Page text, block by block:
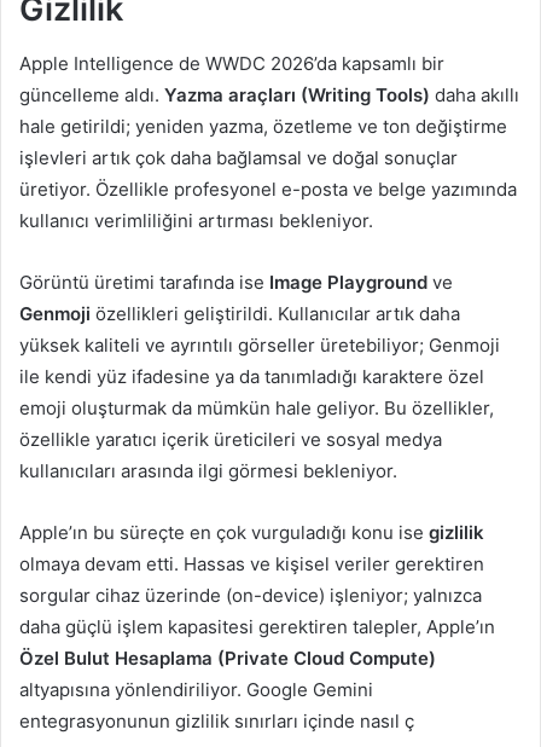
Gizlilik
Apple Intelligence de WWDC 2026’da kapsamlı bir
güncelleme aldı. Yazma araçları (Writing Tools) daha akıllı
hale getirildi; yeniden yazma, özetleme ve ton değiştirme
işlevleri artık çok daha bağlamsal ve doğal sonuçlar
üretiyor. Özellikle profesyonel e-posta ve belge yazımında
kullanıcı verimliliğini artırması bekleniyor.
Görüntü üretimi tarafında ise Image Playground ve
Genmoji özellikleri geliştirildi. Kullanıcılar artık daha
yüksek kaliteli ve ayrıntılı görseller üretebiliyor; Genmoji
ile kendi yüz ifadesine ya da tanımladığı karaktere özel
emoji oluşturmak da mümkün hale geliyor. Bu özellikler,
özellikle yaratıcı içerik üreticileri ve sosyal medya
kullanıcıları arasında ilgi görmesi bekleniyor.
Apple’ın bu süreçte en çok vurguladığı konu ise gizlilik
olmaya devam etti. Hassas ve kişisel veriler gerektiren
sorgular cihaz üzerinde (on-device) işleniyor; yalnızca
daha güçlü işlem kapasitesi gerektiren talepler, Apple’ın
Özel Bulut Hesaplama (Private Cloud Compute)
altyapısına yönlendiriliyor. Google Gemini
entegrasyonunun gizlilik sınırları içinde nasıl ç